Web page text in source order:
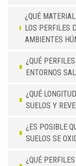
¿QUÉ
LOS PERFILES
AMBIENTES
¿QUÉ
ENTORNOS
¿QUÉ
SUELOS Y
¿ES POSIBLE
SUELOS SE
¿QUÉ